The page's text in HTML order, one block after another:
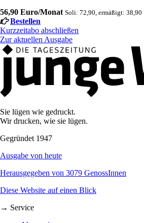
56,90 Euro/Monat Soli: 72,90, ermäßigt: 38,90
Bestellen
Kurzzeitabo abschließen
Zur aktuellen Ausgabe
Sie lügen wie gedruckt.
Wir drucken, wie sie lügen.
Gegründet 1947
Ausgabe von heute
Herausgegeben von 3079 GenossInnen
Diese Website auf einen Blick
→ Service